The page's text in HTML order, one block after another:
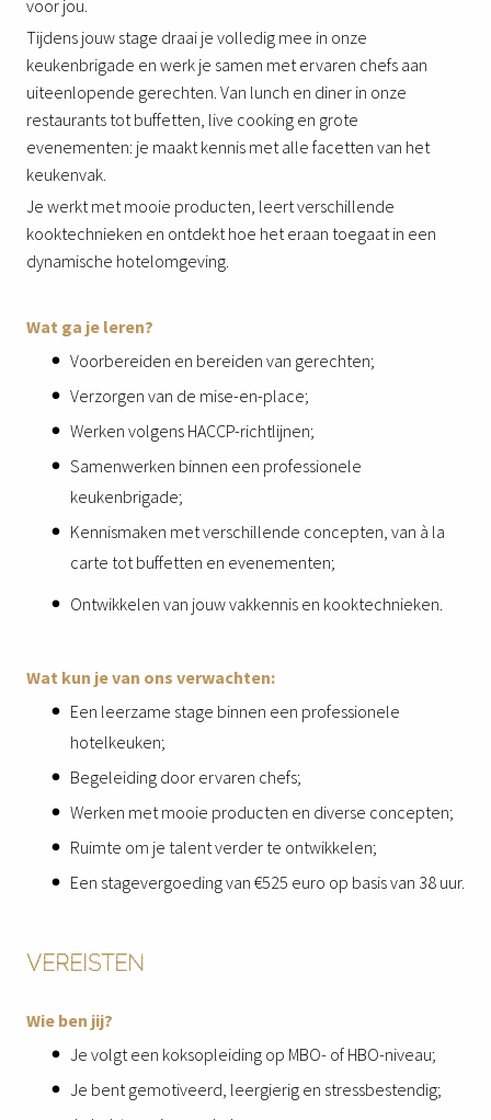
voor jou.
Tijdens jouw stage draai je volledig mee in onze
keukenbrigade en werk je samen met ervaren chefs aan
uiteenlopende gerechten. Van lunch en diner in onze
restaurants tot buffetten, live cooking en grote
evenementen: je maakt kennis met alle facetten van het
keukenvak.
Je werkt met mooie producten, leert verschillende
kooktechnieken en ontdekt hoe het eraan toegaat in een
dynamische hotelomgeving.
Wat ga je leren?
Voorbereiden en bereiden van gerechten;
Verzorgen van de mise-en-place;
Werken volgens HACCP-richtlijnen;
Samenwerken binnen een professionele
keukenbrigade;
Kennismaken met verschillende concepten, van à la
carte tot buffetten en evenementen;
Ontwikkelen van jouw vakkennis en kooktechnieken.
Wat kun je van ons verwachten:
Een leerzame stage binnen een professionele
hotelkeuken;
Begeleiding door ervaren chefs;
Werken met mooie producten en diverse concepten;
Ruimte om je talent verder te ontwikkelen;
Een stagevergoeding van €525 euro op basis van 38 uur.
VEREISTEN
Wie ben jij?
Je volgt een koksopleiding op MBO- of HBO-niveau;
Je bent gemotiveerd, leergierig en stressbestendig;